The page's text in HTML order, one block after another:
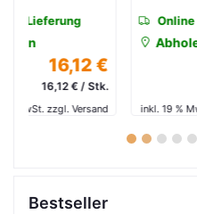
Online Lieferung
inkl. 19 % MwSt. zzgl. Versand
1 2 3 4 5
Bestseller